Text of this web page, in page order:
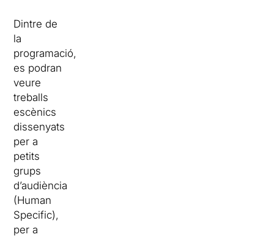
Dintre de
la
programació,
es podran
veure
treballs
escènics
dissenyats
per a
petits
grups
d’audiència
(Human
Specific),
per a